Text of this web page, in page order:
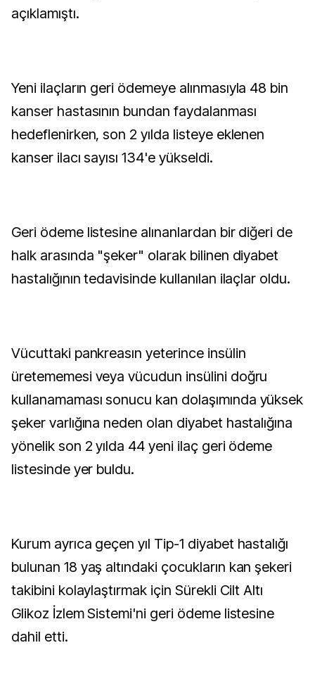
açıklamıştı.
Yeni ilaçların geri ödemeye alınmasıyla 48 bin
kanser hastasının bundan faydalanması
hedeflenirken, son 2 yılda listeye eklenen
kanser ilacı sayısı 134'e yükseldi.
Geri ödeme listesine alınanlardan bir diğeri de
halk arasında "şeker" olarak bilinen diyabet
hastalığının tedavisinde kullanılan ilaçlar oldu.
Vücuttaki pankreasın yeterince insülin
üretememesi veya vücudun insülini doğru
kullanamaması sonucu kan dolaşımında yüksek
şeker varlığına neden olan diyabet hastalığına
yönelik son 2 yılda 44 yeni ilaç geri ödeme
listesinde yer buldu.
Kurum ayrıca geçen yıl Tip-1 diyabet hastalığı
bulunan 18 yaş altındaki çocukların kan şekeri
takibini kolaylaştırmak için Sürekli Cilt Altı
Glikoz İzlem Sistemi'ni geri ödeme listesine
dahil etti.